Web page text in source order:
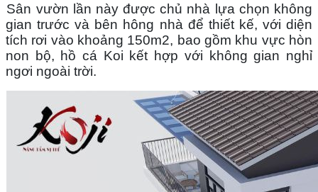
Sân vườn lần này được chủ nhà lựa chọn không
gian trước và bên hông nhà để thiết kế, với diện
tích rơi vào khoảng 150m2, bao gồm khu vực hòn
non bộ, hồ cá Koi kết hợp với không gian nghỉ
ngơi ngoài trời.